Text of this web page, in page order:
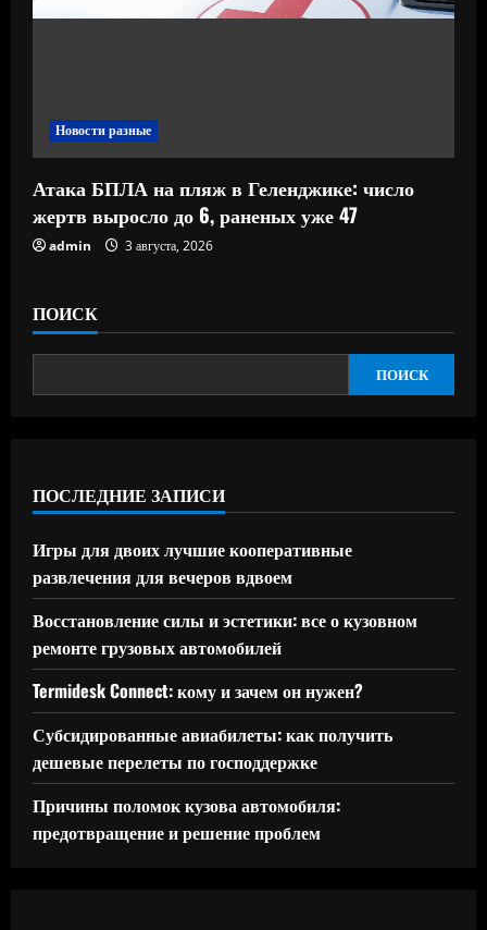
Новости разные
Атака БПЛА на пляж в Геленджике: число
жертв выросло до 6, раненых уже 47
admin 3 августа, 2026
ПОИСК
ПОИСК
ПОСЛЕДНИЕ ЗАПИСИ
Игры для двоих лучшие кооперативные
развлечения для вечеров вдвоем
Восстановление силы и эстетики: все о кузовном
ремонте грузовых автомобилей
Termidesk Connect: кому и зачем он нужен?
Субсидированные авиабилеты: как получить
дешевые перелеты по господдержке
Причины поломок кузова автомобиля:
предотвращение и решение проблем